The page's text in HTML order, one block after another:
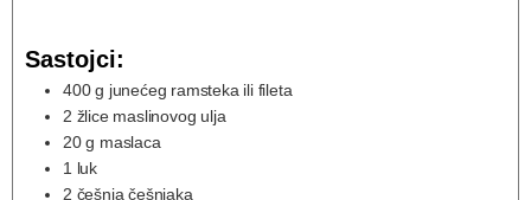
Sastojci:
400 g junećeg ramsteka ili fileta
2 žlice maslinovog ulja
20 g maslaca
1 luk
2 češnja češnjaka